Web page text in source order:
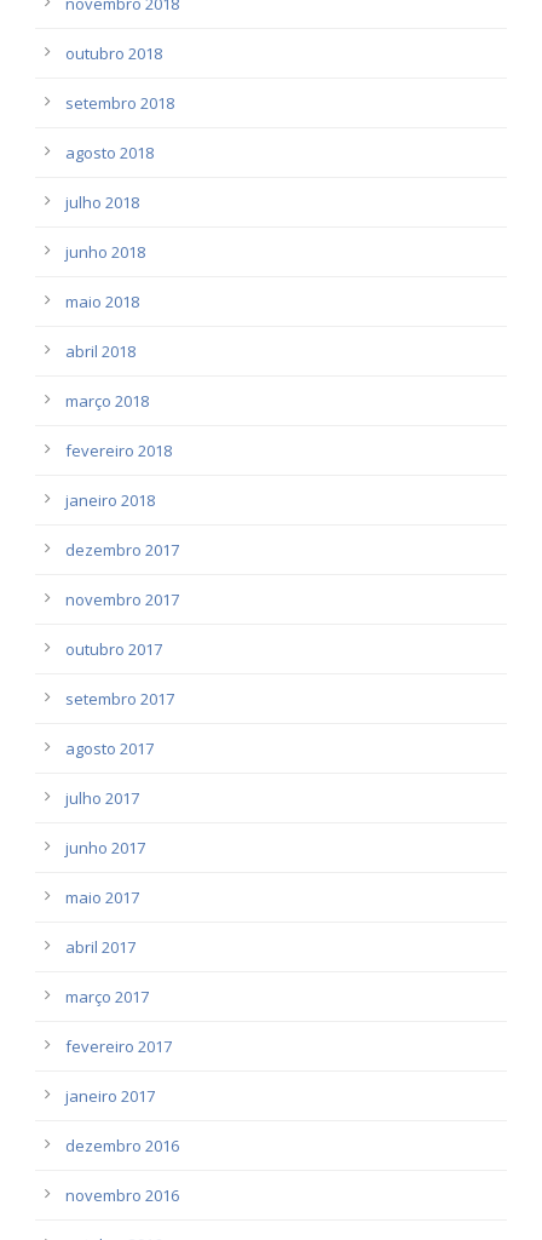
outubro 2018
setembro 2018
agosto 2018
julho 2018
junho 2018
maio 2018
abril 2018
março 2018
fevereiro 2018
janeiro 2018
dezembro 2017
novembro 2017
outubro 2017
setembro 2017
agosto 2017
julho 2017
junho 2017
maio 2017
abril 2017
março 2017
fevereiro 2017
janeiro 2017
dezembro 2016
novembro 2016